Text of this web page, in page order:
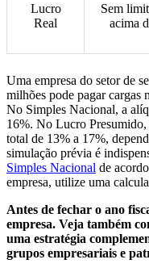
Lucro
Real
Sem
acima
Uma empresa do setor de
milhões pode pagar cargas
No Simples Nacional, a
16%. No Lucro Presumido,
total de 13% a 17%,
simulação prévia é
Simples Nacional de
empresa, utilize uma
Antes de fechar o ano
empresa. Veja também
uma estratégia
grupos empresariais e